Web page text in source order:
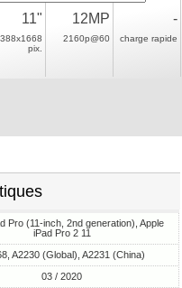
LTE
11"
pix.
12MP
2160p@60
-
charge rapide
Pro (11-inch, 2nd generation), Apple
iPad Pro 2 11
A2230 (Global), A2231 (China)
03 / 2020